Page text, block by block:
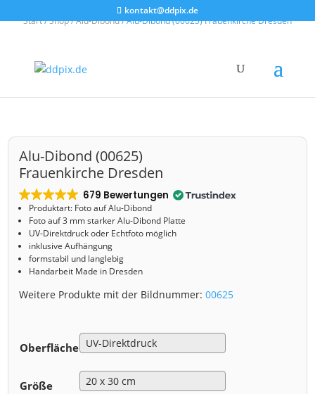
kontakt@ddpix.de
Start/Shop/Alu-Dibond/ Alu-Dibond (00625) Frauenkirche Dresden
Alu-Dibond (00625)
Frauenkirche Dresden
679 Bewertungen
Produktart: Foto auf Alu-Dibond
Foto auf 3 mm starker Alu-Dibond Platte
UV-Direktdruck oder Echtfoto möglich
inklusive Aufhängung
formstabil und langlebig
Handarbeit Made in Dresden
Weitere Produkte mit der Bildnummer:00625
Oberfläche
Größe